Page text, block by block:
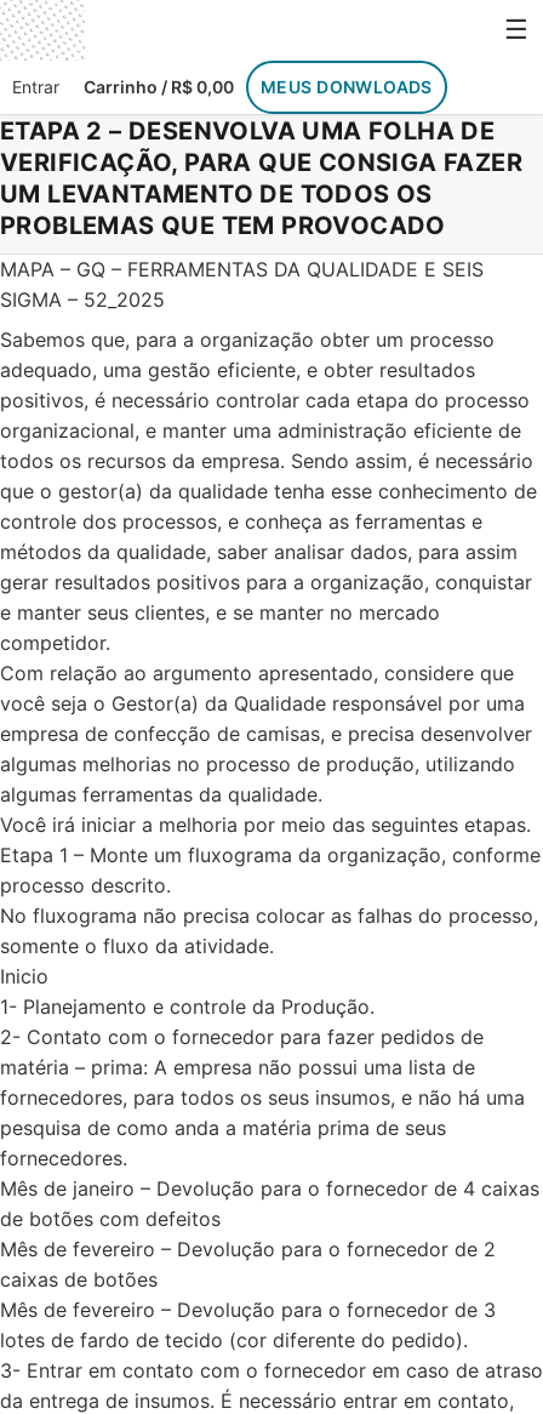
Skip to content ☰
Entrar Carrinho / R$ 0,00 MEUS DONWLOADS
ETAPA 2 – DESENVOLVA UMA FOLHA DE
VERIFICAÇÃO, PARA QUE CONSIGA FAZER
UM LEVANTAMENTO DE TODOS OS
PROBLEMAS QUE TEM PROVOCADO
MAPA – GQ – FERRAMENTAS DA QUALIDADE E SEIS
SIGMA – 52_2025
Sabemos que, para a organização obter um processo
adequado, uma gestão eficiente, e obter resultados
positivos, é necessário controlar cada etapa do processo
organizacional, e manter uma administração eficiente de
todos os recursos da empresa. Sendo assim, é necessário
que o gestor(a) da qualidade tenha esse conhecimento de
controle dos processos, e conheça as ferramentas e
métodos da qualidade, saber analisar dados, para assim
gerar resultados positivos para a organização, conquistar
e manter seus clientes, e se manter no mercado
competidor.
Com relação ao argumento apresentado, considere que
você seja o Gestor(a) da Qualidade responsável por uma
empresa de confecção de camisas, e precisa desenvolver
algumas melhorias no processo de produção, utilizando
algumas ferramentas da qualidade.
Você irá iniciar a melhoria por meio das seguintes etapas.
Etapa 1 – Monte um fluxograma da organização, conforme
processo descrito.
No fluxograma não precisa colocar as falhas do processo,
somente o fluxo da atividade.
Inicio
1- Planejamento e controle da Produção.
2- Contato com o fornecedor para fazer pedidos de
matéria – prima: A empresa não possui uma lista de
fornecedores, para todos os seus insumos, e não há uma
pesquisa de como anda a matéria prima de seus
fornecedores.
Mês de janeiro – Devolução para o fornecedor de 4 caixas
de botões com defeitos
Mês de fevereiro – Devolução para o fornecedor de 2
caixas de botões
Mês de fevereiro – Devolução para o fornecedor de 3
lotes de fardo de tecido (cor diferente do pedido).
3- Entrar em contato com o fornecedor em caso de atraso
da entrega de insumos. É necessário entrar em contato,